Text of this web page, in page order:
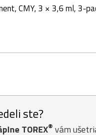
CMY, 3 × 3,6 ml, 3-
ste?
TOREX® vám